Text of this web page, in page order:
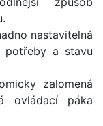
nastavitelná
potřeby a stavu
zalomená
ovládací páka